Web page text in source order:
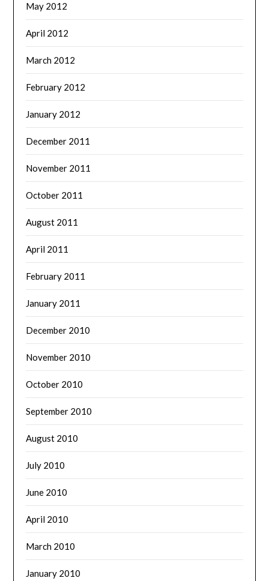
May 2012
April 2012
March 2012
February 2012
January 2012
December 2011
November 2011
October 2011
August 2011
April 2011
February 2011
January 2011
December 2010
November 2010
October 2010
September 2010
August 2010
July 2010
June 2010
April 2010
March 2010
January 2010